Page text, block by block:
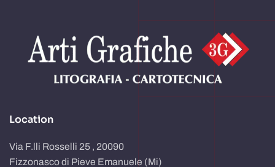
Location
Via F.lli Rosselli 25 , 20090
Fizzonasco di Pieve Emanuele (Mi)